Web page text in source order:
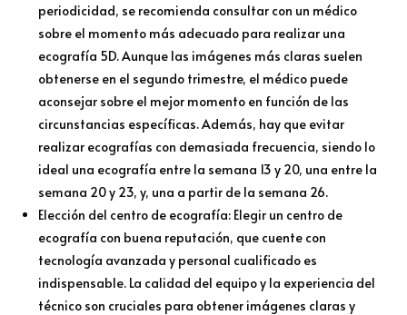
periodicidad, se recomienda consultar con un médico
sobre el momento más adecuado para realizar una
ecografía 5D. Aunque las imágenes más claras suelen
obtenerse en el segundo trimestre, el médico puede
aconsejar sobre el mejor momento en función de las
circunstancias específicas. Además, hay que evitar
realizar ecografías con demasiada frecuencia, siendo lo
ideal una ecografía entre la semana 13 y 20, una entre la
semana 20 y 23, y, una a partir de la semana 26.
Elección del centro de ecografía: Elegir un centro de
ecografía con buena reputación, que cuente con
tecnología avanzada y personal cualificado es
indispensable. La calidad del equipo y la experiencia del
técnico son cruciales para obtener imágenes claras y